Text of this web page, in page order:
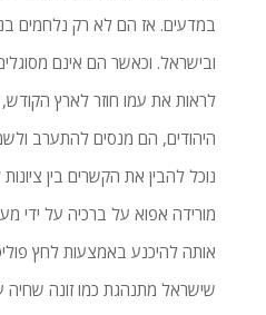
במדעים. אז הם לא רק נלחמים
ובישראל. וכאשר הם אינם
לראות את עמו חוזר לארץ
היהודים, הם מנסים להתערב
נוכל להבין את הקשרים בין
מורידה אפוא על ברכיה על ידי
אותה להיכנע באמצעות לחץ
שישראל מתנהגת כמו זונה שחיה